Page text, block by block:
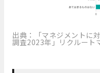
出典：「マネジメントに
調査2023年」リクルート